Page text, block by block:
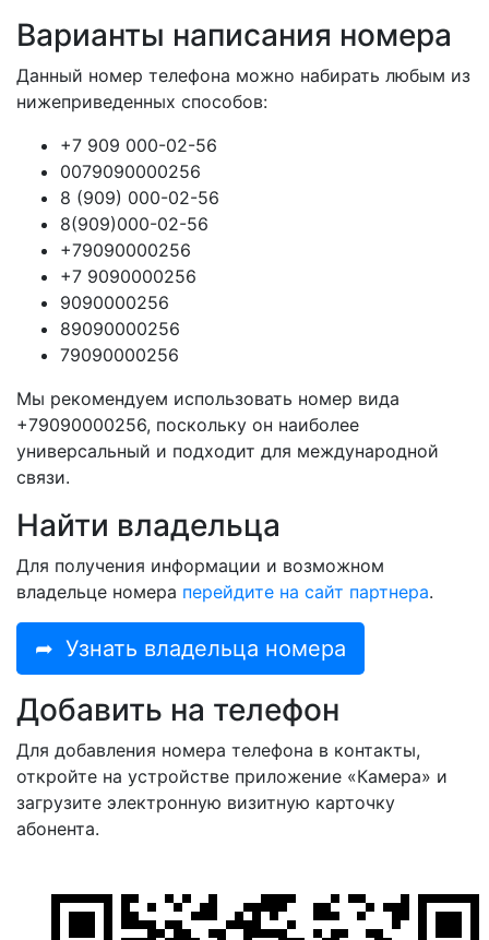
Варианты написания номера
Данный номер телефона можно набирать любым из
нижеприведенных способов:
+7 909 000-02-56
0079090000256
8 (909) 000-02-56
8(909)000-02-56
+79090000256
+7 9090000256
9090000256
89090000256
79090000256
Мы рекомендуем использовать номер вида
+79090000256, поскольку он наиболее
универсальный и подходит для международной
связи.
Найти владельца
Для получения информации и возможном
владельце номера перейдите на сайт партнера.
➦ Узнать владельца номера
Добавить на телефон
Для добавления номера телефона в контакты,
откройте на устройстве приложение «Камера» и
загрузите электронную визитную карточку
абонента.